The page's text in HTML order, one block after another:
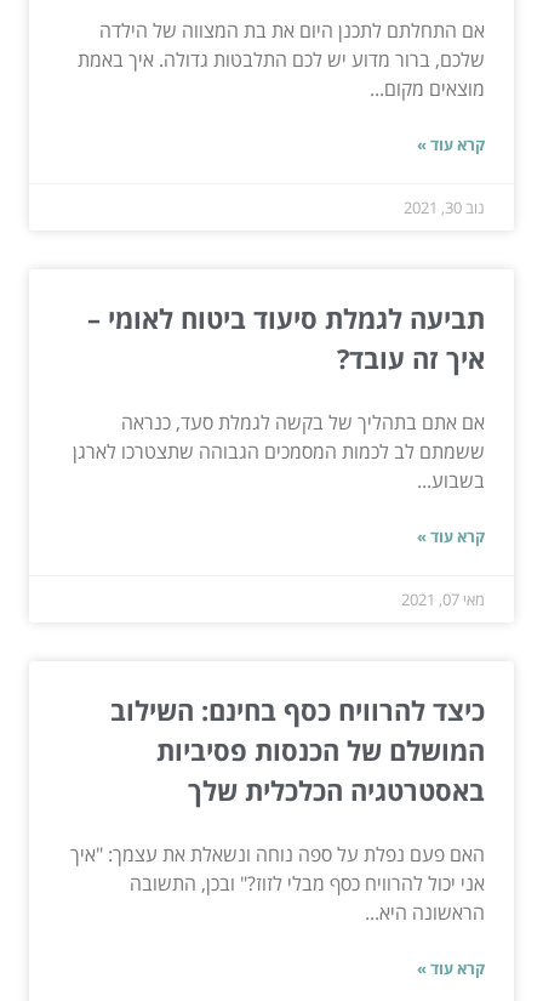
אם התחלתם לתכנן היום את בת המצווה של הילדה
שלכם, ברור מדוע יש לכם התלבטות גדולה. איך באמת
מוצאים מקום...
קרא עוד »
נוב 30, 2021
תביעה לגמלת סיעוד ביטוח לאומי –
איך זה עובד?
אם אתם בתהליך של בקשה לגמלת סעד, כנראה
ששמתם לב לכמות המסמכים הגבוהה שתצטרכו לארגן
בשבוע...
קרא עוד »
מאי 07, 2021
כיצד להרוויח כסף בחינם: השילוב
המושלם של הכנסות פסיביות
באסטרטגיה הכלכלית שלך
האם פעם נפלת על ספה נוחה ונשאלת את עצמך: "איך
אני יכול להרוויח כסף מבלי לזוז?" ובכן, התשובה
הראשונה היא...
קרא עוד »